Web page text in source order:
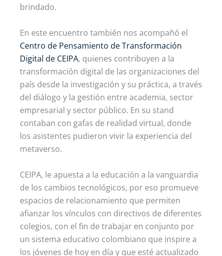
brindado.
En este encuentro también nos acompañó el
Centro de Pensamiento de Transformación
Digital de CEIPA, quienes contribuyen a la
transformación digital de las organizaciones del
país desde la investigación y su práctica, a través
del diálogo y la gestión entre academia, sector
empresarial y sector público. En su stand
contaban con gafas de realidad virtual, donde
los asistentes pudieron vivir la experiencia del
metaverso.
CEIPA, le apuesta a la educación a la vanguardia
de los cambios tecnológicos, por eso promueve
espacios de relacionamiento que permiten
afianzar los vínculos con directivos de diferentes
colegios, con el fin de trabajar en conjunto por
un sistema educativo colombiano que inspire a
los jóvenes de hoy en día y que esté actualizado